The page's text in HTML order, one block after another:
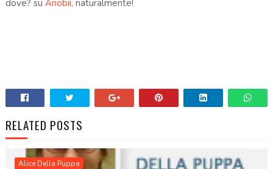
dove? su Anobii, naturalmente!
RELATED POSTS
Alice Della Puppa